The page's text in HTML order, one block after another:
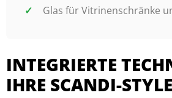
Glas für Vitrinenschränke
INTEGRIERTE
IHRE SCANDI-